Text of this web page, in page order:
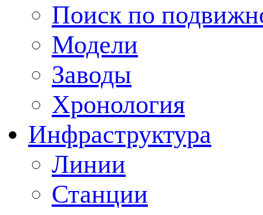
Поиск по
Модели
Заводы
Хронология
Инфраструктура
Линии
Станции